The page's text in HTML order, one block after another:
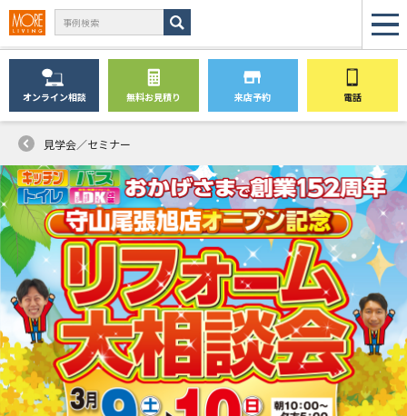
オンライン相談 無料お見積り 来店予約 電話
見学会／セミナー